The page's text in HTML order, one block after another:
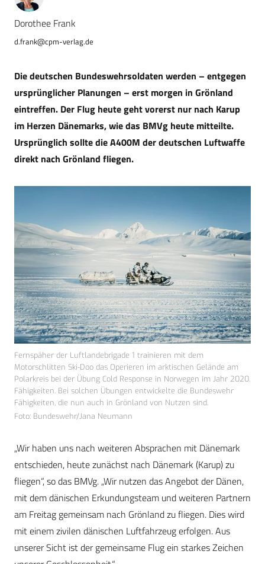
Dorothee Frank
d.frank@cpm-verlag.de
Die deutschen Bundeswehrsoldaten werden – entgegen
ursprünglicher Planungen – erst morgen in Grönland
eintreffen. Der Flug heute geht vorerst nur nach Karup
im Herzen Dänemarks, wie das BMVg heute mitteilte.
Ursprünglich sollte die A400M der deutschen Luftwaffe
direkt nach Grönland fliegen.
Fernspäher der Luftlandebrigade 1 trainieren mit dem
Motorschlitten Ski-Doo das Operieren im arktischen Gelände am
Polarkreis bei der Übung Cold Response in Norwegen im Jahr 2020.
Fähigkeiten. Bei solchen Übungen entwickelte die Bundeswehr
Fähigkeiten, die nun auch in Grönland von Nutzen sind.
Foto: Bundeswehr/Jana Neumann
„Wir haben uns nach weiteren Absprachen mit Dänemark
entschieden, heute zunächst nach Dänemark (Karup) zu
fliegen“, so das BMVg. „Wir nutzen das Angebot der Dänen,
mit dem dänischen Erkundungsteam und weiteren Partnern
am Freitag gemeinsam nach Grönland zu fliegen. Dies wird
mit einem zivilen dänischen Luftfahrzeug erfolgen. Aus
unserer Sicht ist der gemeinsame Flug ein starkes Zeichen